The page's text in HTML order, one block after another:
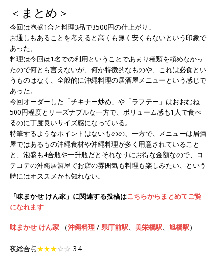
＜まとめ＞
今回は泡盛1合と料理3品で3500円の仕上がり。
お通しもあることを考えると高くも無く安くもないという印象で
あった。
料理は今回は1名での利用ということであまり種類を頼めなかっ
たので何とも言えないが、何か特徴的なものや、これは必食とい
うものはなく、全般的に沖縄料理の居酒屋メニューという感じで
あった。
今回オーダーした「チキナー炒め」や「ラフテー」はおおむね
500円程度とリーズナブルな一方で、ボリューム感も1人で食べ
るのに丁度良いサイズ感になっている。
特筆するようなポイントはないものの、一方で、メニューは居酒
屋ではあるもの沖縄食材や沖縄料理が多く用意されていること
と、泡盛も4合瓶や一升瓶だとそれなりにお得な金額なので、コ
テコテの沖縄居酒屋でお店の雰囲気も料理も楽しみたい、という
時にはオススメかも知れない。
「味まかせ けん家」に関連する投稿はこちらからまとめてご覧
になれます
味まかせ けん家 （沖縄料理 / 県庁前駅、 美栄橋駅、 旭橋駅）
夜総合点★★★☆☆ 3.4